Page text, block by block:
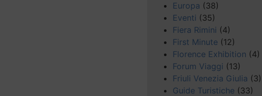
Europa (38)
Eventi (35)
Fiera Rimini (4)
First Minute (12)
Florence Exhibition (4)
Forum Viaggi (13)
Friuli Venezia Giulia (3)
Guide Turistiche (33)